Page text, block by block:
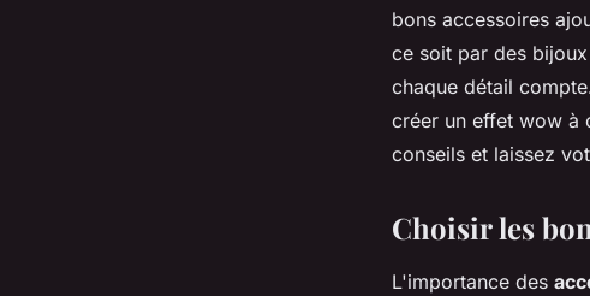
bons accessoires
ce soit par des
chaque détail
créer un effet wow à
conseils et laissez
Choisir les
L'importance des